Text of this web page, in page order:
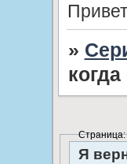
»
Я
Страница: